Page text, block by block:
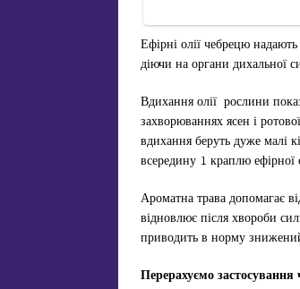
Ефірні олії чебрецю
діючи на органи дихальної
Вдихання олії рослини
захворюваннях ясен і
вдихання беруть дуже малі
всередину 1 краплю
Ароматна трава допомагає
відновлює після хвороби
приводить в норму
Перерахуємо